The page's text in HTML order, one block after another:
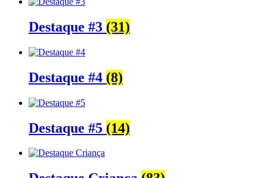
Destaque #3 (31)
Destaque #4 (8)
Destaque #5 (14)